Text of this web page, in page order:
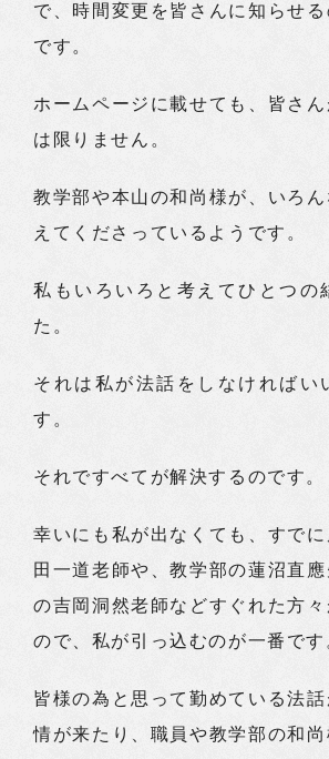
で、時間変更を皆さんに知らせ
です。
ホームページに載せても、皆さん
は限りません。
教学部や本山の和尚様が、いろ
えてくださっているようです。
私もいろいろと考えてひとつの
た。
それは私が法話をしなければい
す。
それですべてが解決するのです。
幸いにも私が出なくても、すで
田一道老師や、教学部の蓮沼直
の吉岡洞然老師などすぐれた方
ので、私が引っ込むのが一番です
皆様の為と思って勤めている法
情が来たり、職員や教学部の和